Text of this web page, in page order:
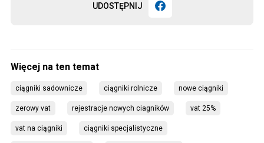
UDOSTĘPNIJ
ciągniki sadownicze ciągniki rolnicze nowe ciągniki
zerowy vat rejestracje nowych ciagników vat 25%
vat na ciągniki ciągniki specjalistyczne